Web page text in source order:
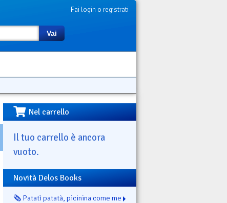
Fai login o registrati
Vai
Nel carrello
Il tuo carrello è ancora
vuoto.
Novità Delos Books
🗞️ Patatì patatà, picinina come me